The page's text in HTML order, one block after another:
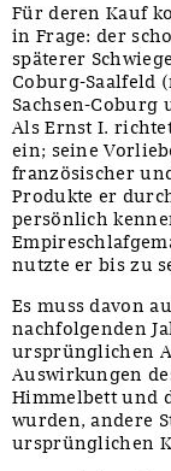
Für deren Kauf
in Frage: der
späterer
Coburg-Saalfeld
Sachsen-Coburg
Als Ernst I.
ein; seine
französischer
Produkte er
persönlich
nutzte er bis zu
Es muss davon
nachfolgenden
ursprünglichen
Auswirkungen
Himmelbett und
wurden, andere
ursprünglichen